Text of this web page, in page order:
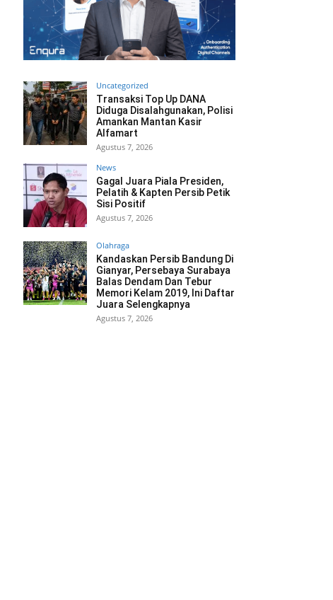
Uncategorized
Transaksi Top Up DANA
Diduga Disalahgunakan, Polisi
Amankan Mantan Kasir
Alfamart
Agustus 7, 2026
News
Gagal Juara Piala Presiden,
Pelatih & Kapten Persib Petik
Sisi Positif
Agustus 7, 2026
Olahraga
Kandaskan Persib Bandung Di
Gianyar, Persebaya Surabaya
Balas Dendam Dan Tebur
Memori Kelam 2019, Ini Daftar
Juara Selengkapnya
Agustus 7, 2026